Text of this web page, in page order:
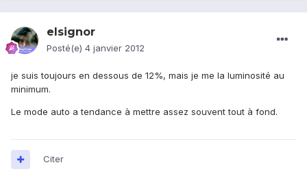
elsignor
Posté(e) 4 janvier 2012
je suis toujours en dessous de 12%, mais je me la luminosité au
minimum.
Le mode auto a tendance à mettre assez souvent tout à fond.
Citer